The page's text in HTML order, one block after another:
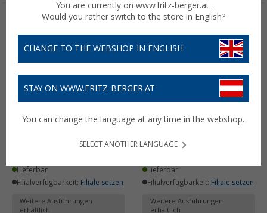
klickandsafe Classic
Lieferbar
Filialverfügbarkeit: Filiale setzen
Weitere Ausführungen
erhältlich
klickandsafe Classic Pro
369,- €
Lieferbar
Filialverfügbarkeit: Filiale setzen
Weitere Ausführungen
erhältlich
You are currently on www.fritz-berger.at.
Would you rather switch to the store in English?
CHANGE TO THE WEBSHOP IN ENGLISH
STAY ON WWW.FRITZ-BERGER.AT
You can change the language at any time in the webshop.
SELECT ANOTHER LANGUAGE